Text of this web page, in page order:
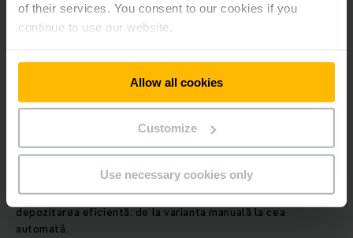
of their services. You consent to our cookies if you
continue to use our website.
Allow all cookies
Customize
Use necessary cookies only
Intrarea în depozit
Utilizarea optimă a suprafețelor, adunarea rapidă a
cheie al proceselor logistice. Jungheinrich vă oferă o gamă
cuprinzătoare de echipamente, rafturi și sisteme pentru
depozitarea eficientă: de la varianta manuală la cea
automată.